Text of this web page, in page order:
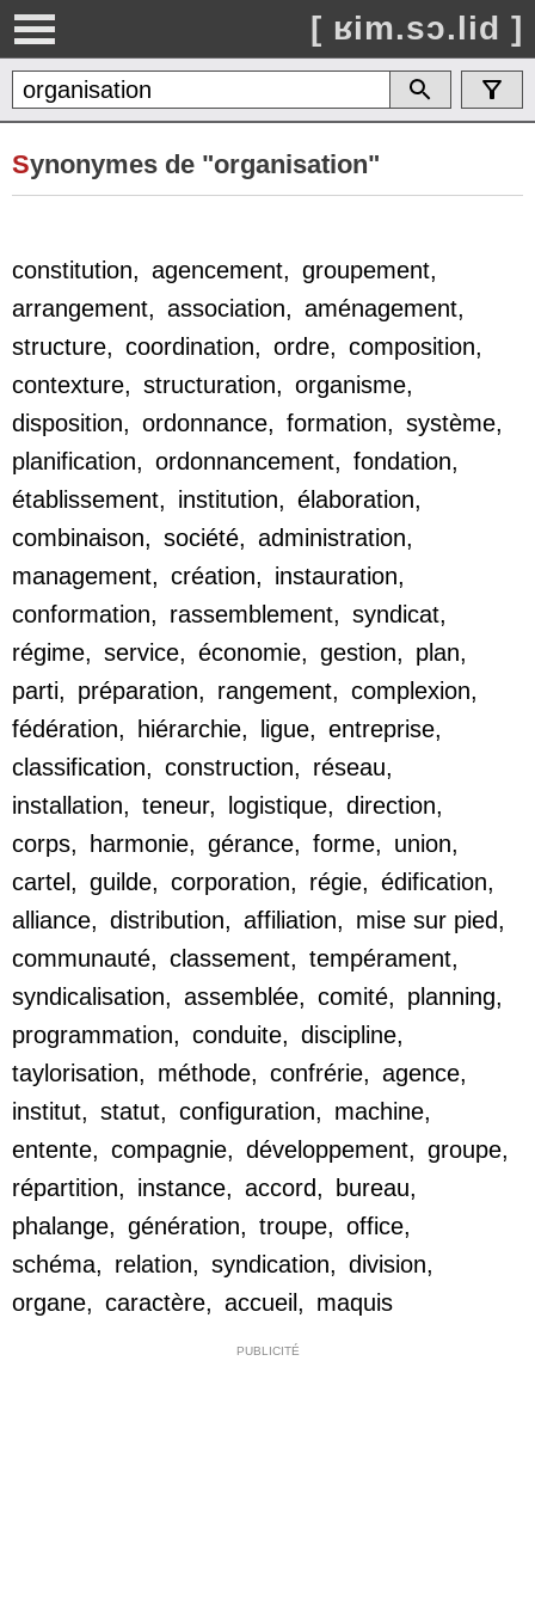
[ ʁim.sɔ.lid ]
Synonymes de "organisation"
constitution, agencement, groupement,
arrangement, association, aménagement,
structure, coordination, ordre, composition,
contexture, structuration, organisme,
disposition, ordonnance, formation, système,
planification, ordonnancement, fondation,
établissement, institution, élaboration,
combinaison, société, administration,
management, création, instauration,
conformation, rassemblement, syndicat,
régime, service, économie, gestion, plan,
parti, préparation, rangement, complexion,
fédération, hiérarchie, ligue, entreprise,
classification, construction, réseau,
installation, teneur, logistique, direction,
corps, harmonie, gérance, forme, union,
cartel, guilde, corporation, régie, édification,
alliance, distribution, affiliation, mise sur pied,
communauté, classement, tempérament,
syndicalisation, assemblée, comité, planning,
programmation, conduite, discipline,
taylorisation, méthode, confrérie, agence,
institut, statut, configuration, machine,
entente, compagnie, développement, groupe,
répartition, instance, accord, bureau,
phalange, génération, troupe, office,
schéma, relation, syndication, division,
organe, caractère, accueil, maquis
PUBLICITÉ